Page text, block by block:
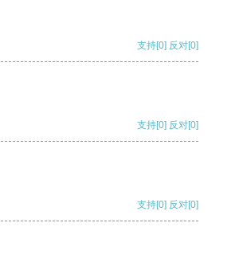
支持[0] 反对[0]
支持[0] 反对[0]
支持[0] 反对[0]